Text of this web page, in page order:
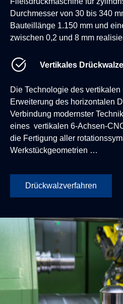
Durchmesser von 30 bis 340
Bauteillänge 1.150 mm und
zwischen 0,2 und 8 mm
Vertikales
Die Technologie des
Erweiterung des horizontalen
Verbindung modernster
eines vertikalen 6-Achsen-
die Fertigung aller
Werkstückgeometrien …
Drückwalzverfahren